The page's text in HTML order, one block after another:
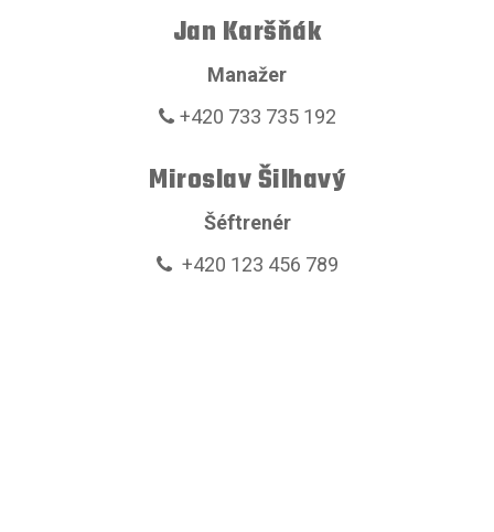
Jan Karšňák
Manažer
+420 733 735 192
Miroslav Šilhavý
Šéftrenér
+420 123 456 789